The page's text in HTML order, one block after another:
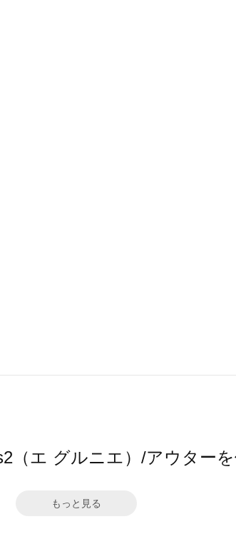
（エ グルニエ）/アウター
もっと見る